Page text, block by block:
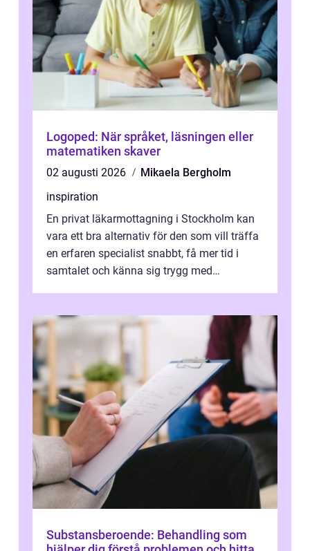
Logoped: När språket, läsningen eller
matematiken skaver
02 augusti 2026
Mikaela Bergholm
inspiration
En privat läkarmottagning i Stockholm kan
vara ett bra alternativ för den som vill träffa
en erfaren specialist snabbt, få mer tid i
samtalet och känna sig trygg med
Substansberoende: Behandling som